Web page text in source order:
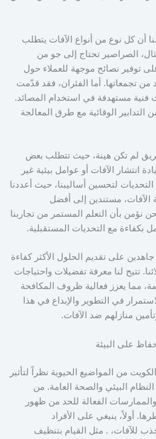
أن كل نوع من أنواع الآفات يتطلب
الصراصير تحتاج إلى جو من
توفير نصائح موجهة للعملاء حول
من تجمعاتها. أما الفئران، فقد قدّمت
فنية مستهدفة في استخدام المصائد.
الوقائية مع طرق المعالجة
لم تكن هينة، حيث تتطلب بعض
انتشار الآفات أو عوامل بيئية غير
لتحسين أساليبنا، حيث أعددنا
الآفات، مستندين إلى أفضل
نؤمن بأن التعلم المستمر من تجاربنا
بكفاءة مع التحديات المستقبلية.
على تقديم الحلول الأكثر كفاءة
تتيح لنا معرفة تفضيلات واحتياجات
مما يعزز فعالية ظروف المكافحة
في التطوير والإبداع في هذا
منازلهم ضد الآفات.
على البيئة
من المواضيع الحيوية نظراً لتأثير
البيئي والصحة العامة. من
الفعالة للحد من ظهور
أولاً، ينبغي على الأفراد
للآفات، . مثل القيام بتنظيف